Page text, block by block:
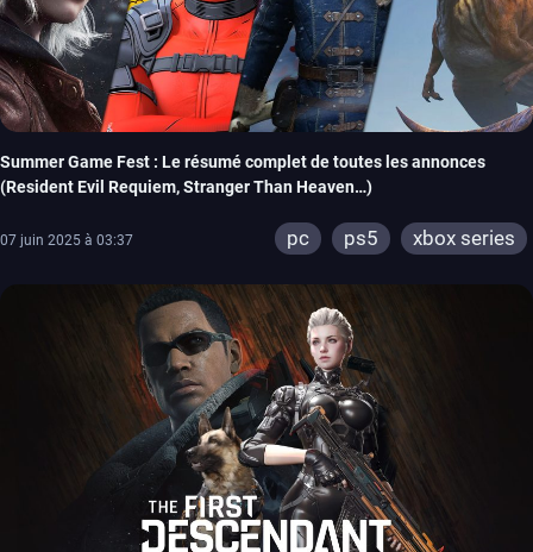
Summer Game Fest : Le résumé complet de toutes les annonces
(Resident Evil Requiem, Stranger Than Heaven…)
07 juin 2025 à 03:37 pc ps5 xbox series